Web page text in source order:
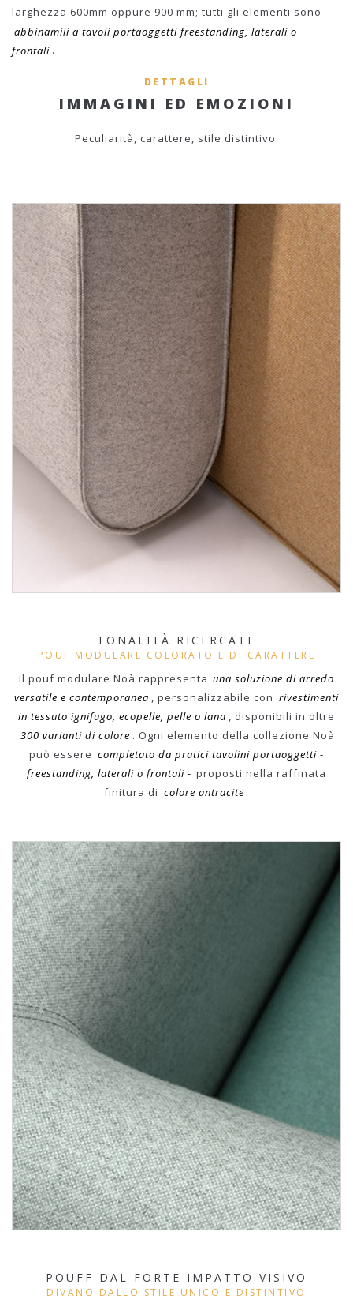
larghezza 600mm oppure 900 mm; tutti gli elementi sono
abbinamili a tavoli portaoggetti freestanding, laterali o
frontali .
DETTAGLI
IMMAGINI ED EMOZIONI
Peculiarità, carattere, stile distintivo.
TONALITÀ RICERCATE
POUF MODULARE COLORATO E DI CARATTERE
Il pouf modulare Noà rappresenta una soluzione di arredo
versatile e contemporanea
, personalizzabile con rivestimenti
in tessuto ignifugo, ecopelle, pelle o lana
, disponibili in oltre
300 varianti di colore . Ogni elemento della collezione Noà
può essere completato da pratici tavolini portaoggetti -
freestanding, laterali o frontali - proposti nella raffinata
finitura di colore antracite .
POUFF DAL FORTE IMPATTO VISIVO
DIVANO DALLO STILE UNICO E DISTINTIVO